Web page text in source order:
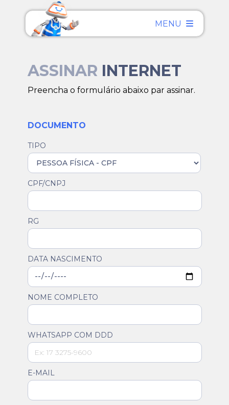
MENU
ASSINAR INTERNET
Preencha o formulário abaixo par assinar.
DOCUMENTO
TIPO
CPF/CNPJ
RG
DATA NASCIMENTO
NOME COMPLETO
WHATSAPP COM DDD
E-MAIL